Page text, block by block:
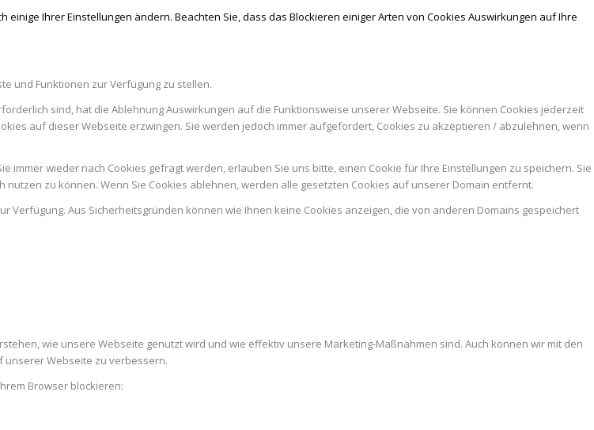
Ihrer Einstellungen ändern. Beachten Sie, dass das Blockieren einiger Arten von Cookies Auswirkungen auf Ihre
und Funktionen zur Verfügung zu stellen.
sind, hat die Ablehnung Auswirkungen auf die Funktionsweise unserer Webseite. Sie können Cookies jederzeit
auf dieser Webseite erzwingen. Sie werden jedoch immer aufgefordert, Cookies zu akzeptieren / abzulehnen, wenn
immer wieder nach Cookies gefragt werden, erlauben Sie uns bitte, einen Cookie für Ihre Einstellungen zu speichern. Sie
zu können. Wenn Sie Cookies ablehnen, werden alle gesetzten Cookies auf unserer Domain entfernt.
Aus Sicherheitsgründen können wie Ihnen keine Cookies anzeigen, die von anderen Domains gespeichert
wie unsere Webseite genutzt wird und wie effektiv unsere Marketing-Maßnahmen sind. Auch können wir mit den
unserer Webseite zu verbessern.
Browser blockieren: